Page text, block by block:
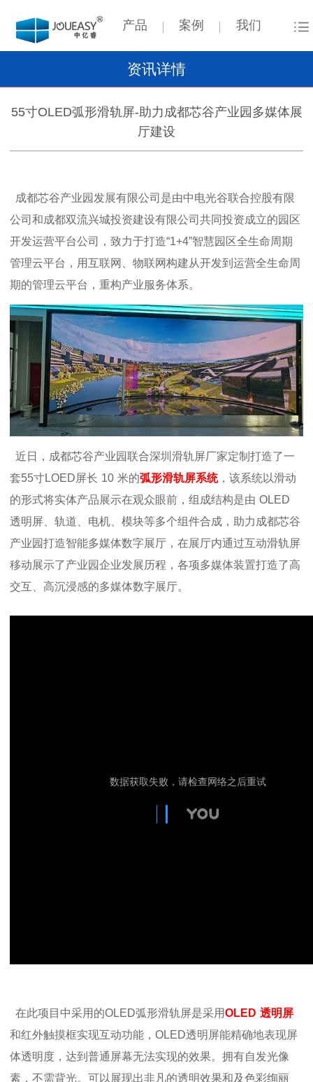
产品 案例 我们
资讯详情
55寸OLED弧形滑轨屏-助力成都芯谷产业园多媒体展
厅建设
成都芯谷产业园发展有限公司是由中电光谷联合控股有限
公司和成都双流兴城投资建设有限公司共同投资成立的园区
开发运营平台公司，致力于打造“1+4”智慧园区全生命周期
管理云平台，用互联网、物联网构建从开发到运营全生命周
期的管理云平台，重构产业服务体系。
近日，成都芯谷产业园联合深圳滑轨屏厂家定制打造了一
套55寸LOED屏长 10 米的弧形滑轨屏系统， 该系统以滑动
的形式将实体产品展示在观众眼前，组成结构是由 OLED
透明屏、轨道、电机、模块等多个组件合成 ，助力成都芯谷
产业园打造智能多媒体数字展厅，在展厅内通过互动滑轨屏
移动展示了产业园企业发展历程，各项多媒体装置打造了高
交互、高沉浸感的多媒体数字展厅。
在此项目中采用的OLED弧形滑轨屏是采用OLED 透明屏
和红外触摸框实现互动功能 ， OLED透明屏能精确地表现屏
体透明度，达到普通屏幕无法实现的效果。拥有自发光像
素，不需背光。可以展现出非凡的透明效果和及色彩绚丽